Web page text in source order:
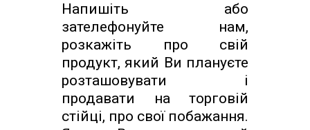
Напишіть або
зателефонуйте нам,
розкажіть про свій
продукт, який Ви плануєте
розташовувати і
продавати на торговій
стійці, про свої побажання.